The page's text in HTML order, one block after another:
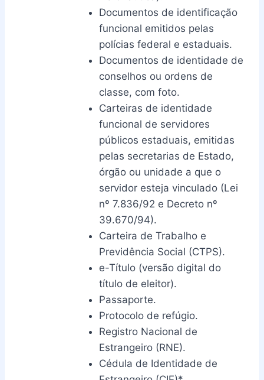
Documentos de identificação
funcional emitidos pelas
polícias federal e estaduais.
Documentos de identidade de
conselhos ou ordens de
classe, com foto.
Carteiras de identidade
funcional de servidores
públicos estaduais, emitidas
pelas secretarias de Estado,
órgão ou unidade a que o
servidor esteja vinculado (Lei
nº 7.836/92 e Decreto nº
39.670/94).
Carteira de Trabalho e
Previdência Social (CTPS).
e-Título (versão digital do
título de eleitor).
Passaporte.
Protocolo de refúgio.
Registro Nacional de
Estrangeiro (RNE).
Cédula de Identidade de